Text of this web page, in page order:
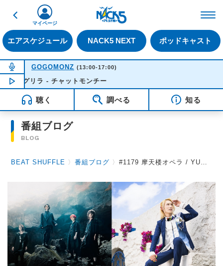
戻る
エアスケジュール NACK5 NEXT ポッドキャスト
マイページ
NOW ON AIR
GOGOMONZ (13:00-17:00)
NOW PLAYING15:25
ラ - チャットモンチー
聴く 調べる 知る
番組ブログ
BLOG
BEAT SHUFFLE 〉番組ブログ 〉#1179 摩天楼オペラ / YURAサマ 2021.8.20